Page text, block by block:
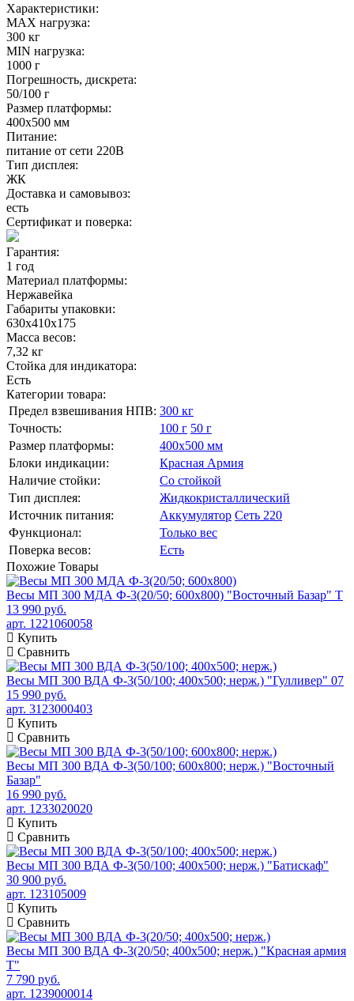
Характеристики:
MAX нагрузка:
300 кг
MIN нагрузка:
1000 г
Погрешность, дискрета:
50/100 г
Размер платформы:
400х500 мм
Питание:
питание от сети 220В
Тип дисплея:
ЖК
Доставка и самовывоз:
есть
Сертификат и поверка:
Гарантия:
1 год
Материал платформы:
Нержавейка
Габариты упаковки:
630х410х175
Масса весов:
7,32 кг
Стойка для индикатора:
Есть
Категории товара:
Предел взвешивания НПВ: 300 кг
Точность:
100 г 50 г
Размер платформы:
400х500 мм
Блоки индикации:
Красная Армия
Наличие стойки:
Со стойкой
Тип дисплея:
Жидкокристаллический
Источник питания:
Аккумулятор Сеть 220
Функционал:
Только вес
Поверка весов:
Есть
Похожие Товары
Весы МП 300 МДА Ф-3(20/50; 600х800) "Восточный Базар" Т
13 990 руб.
арт. 1221060058
Купить
Сравнить
Весы МП 300 ВДА Ф-3(50/100; 400х500; нерж.) "Гулливер" 07
15 990 руб.
арт. 3123000403
Купить
Сравнить
Весы МП 300 ВДА Ф-3(50/100; 600х800; нерж.) "Восточный
Базар"
16 990 руб.
арт. 1233020020
Купить
Сравнить
Весы МП 300 ВДА Ф-3(50/100; 400х500; нерж.) "Батискаф"
30 900 руб.
арт. 123105009
Купить
Сравнить
Весы МП 300 ВДА Ф-3(20/50; 400х500; нерж.) "Красная армия
Т"
7 790 руб.
арт. 1239000014